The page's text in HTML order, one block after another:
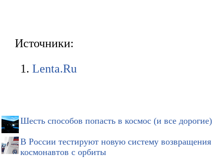
Источники:
Lenta.Ru
Шесть способов попасть в космос (и все дорогие)
В России тестируют новую систему возвращения
космонавтов с орбиты